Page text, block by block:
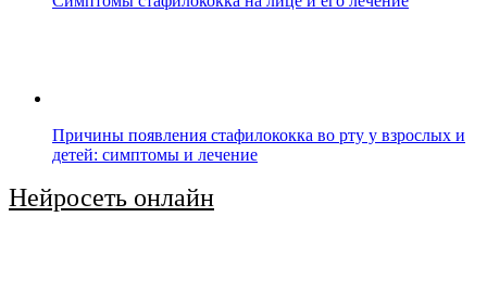
Причины появления стафилококка во рту у взрослых и
детей: симптомы и лечение
Нейросеть онлайн